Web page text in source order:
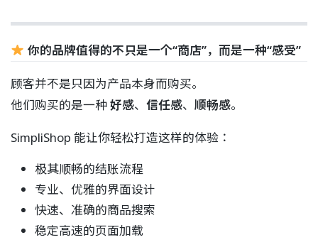
你的品牌值得的不只是一个“商店”，而是一种“感受”
顾客并不是只因为产品本身而购买。
他们购买的是一种好感、 信任感、 顺畅感。
SimpliShop 能让你轻松打造这样的体验：
极其顺畅的结账流程
专业、优雅的界面设计
快速、准确的商品搜索
稳定高速的页面加载